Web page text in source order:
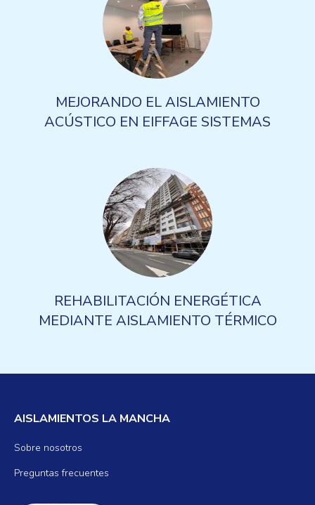
MEJORANDO EL AISLAMIENTO
ACÚSTICO EN EIFFAGE SISTEMAS
REHABILITACIÓN ENERGÉTICA
MEDIANTE AISLAMIENTO TÉRMICO
AISLAMIENTOS LA MANCHA
Sobre nosotros
Preguntas frecuentes